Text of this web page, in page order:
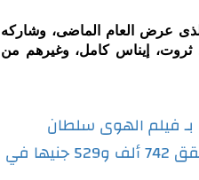
أحمد داود فى السينما فيلم "يوم 13"، الذى عرض العام الماضى، وشاركه
ثروت، إيناس كامل، وغيرهم من
فيلم الهوى سلطان
فيلم الهوى سلطان لأحمد داود ومنه شلبي يحقق 742 ألف و529 جنيها في